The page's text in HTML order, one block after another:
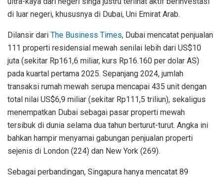
di luar negeri, khususnya di Dubai, Uni Emirat Arab.
Dilansir dari The Business Times, Dubai mencatat penjualan
111 properti residensial mewah senilai lebih dari US$10
juta (sekitar Rp161,6 miliar, kurs Rp16.160 per dolar AS)
pada kuartal pertama 2025. Sepanjang 2024, jumlah
transaksi rumah mewah serupa mencapai 435 unit dengan
total nilai US$6,9 miliar (sekitar Rp111,5 triliun), sekaligus
menempatkan Dubai sebagai pasar properti mewah
tersibuk di dunia selama dua tahun berturut-turut. Angka ini
bahkan hampir menyamai gabungan penjualan properti
sejenis di London (224) dan New York (269).
Sebagai perbandingan, Singapura hanya mencatat 89